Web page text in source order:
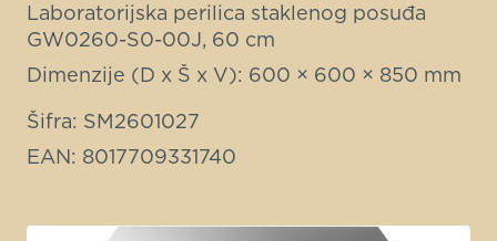
Laboratorijska perilica staklenog posuđa
GW0260-S0-00J, 60 cm
Dimenzije (D x Š x V): 600 × 600 × 850 mm
Šifra: SM2601027
EAN: 8017709331740